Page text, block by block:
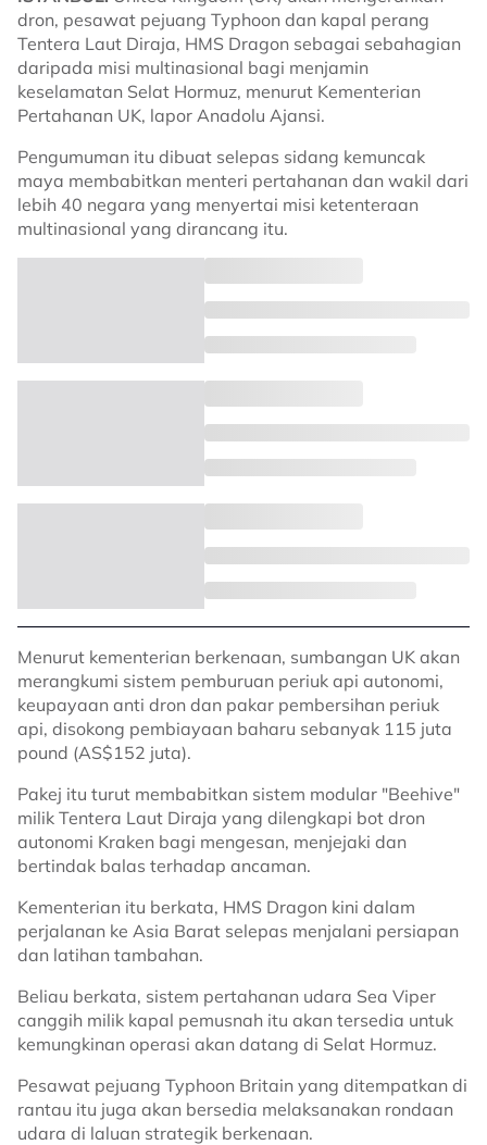
dron, pesawat pejuang Typhoon dan kapal perang
Tentera Laut Diraja, HMS Dragon sebagai sebahagian
daripada misi multinasional bagi menjamin
keselamatan Selat Hormuz, menurut Kementerian
Pertahanan UK, lapor Anadolu Ajansi.
Pengumuman itu dibuat selepas sidang kemuncak
maya membabitkan menteri pertahanan dan wakil dari
lebih 40 negara yang menyertai misi ketenteraan
multinasional yang dirancang itu.
Menurut kementerian berkenaan, sumbangan UK akan
merangkumi sistem pemburuan periuk api autonomi,
keupayaan anti dron dan pakar pembersihan periuk
api, disokong pembiayaan baharu sebanyak 115 juta
pound (AS$152 juta).
Pakej itu turut membabitkan sistem modular "Beehive"
milik Tentera Laut Diraja yang dilengkapi bot dron
autonomi Kraken bagi mengesan, menjejaki dan
bertindak balas terhadap ancaman.
Kementerian itu berkata, HMS Dragon kini dalam
perjalanan ke Asia Barat selepas menjalani persiapan
dan latihan tambahan.
Beliau berkata, sistem pertahanan udara Sea Viper
canggih milik kapal pemusnah itu akan tersedia untuk
kemungkinan operasi akan datang di Selat Hormuz.
Pesawat pejuang Typhoon Britain yang ditempatkan di
rantau itu juga akan bersedia melaksanakan rondaan
udara di laluan strategik berkenaan.